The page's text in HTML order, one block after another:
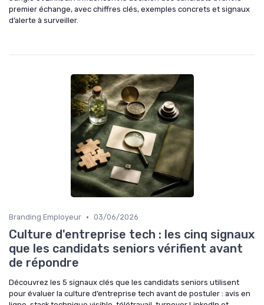
premier échange, avec chiffres clés, exemples concrets et signaux
d’alerte à surveiller.
Branding Employeur • 03/06/2026
Culture d'entreprise tech : les cinq signaux
que les candidats seniors vérifient avant
de répondre
Découvrez les 5 signaux clés que les candidats seniors utilisent
pour évaluer la culture d’entreprise tech avant de postuler : avis en